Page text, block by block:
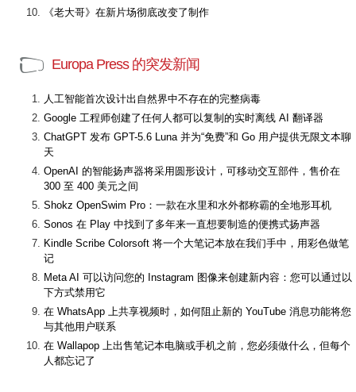
《老大哥》在新片场彻底改变了制作
Europa Press 的突发新闻
人工智能首次设计出自然界中不存在的完整病毒
Google 工程师创建了任何人都可以复制的实时离线 AI 翻译器
ChatGPT 发布 GPT-5.6 Luna 并为“免费”和 Go 用户提供无限文本聊
天
OpenAI 的智能扬声器将采用圆形设计，可移动交互部件，售价在
300 至 400 美元之间
Shokz OpenSwim Pro：一款在水里和水外都称霸的全地形耳机
Sonos 在 Play 中找到了多年来一直想要制造的便携式扬声器
Kindle Scribe Colorsoft 将一个大笔记本放在我们手中，用彩色做笔
记
Meta AI 可以访问您的 Instagram 图像来创建新内容：您可以通过以
下方式禁用它
在 WhatsApp 上共享视频时，如何阻止新的 YouTube 消息功能将您
与其他用户联系
在 Wallapop 上出售笔记本电脑或手机之前，您必须做什么，但每个
人都忘记了